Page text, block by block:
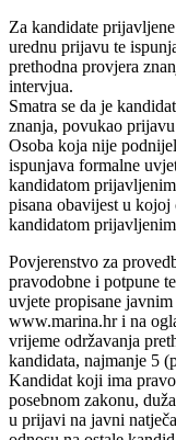
Za kandidate
urednu prijavu te
prethodna provjera
intervjua.
Smatra se da je
znanja, povukao
Osoba koja nije
ispunjava formalne
kandidatom
pisana obavijest u kojoj
kandidatom
Povjerenstvo za
pravodobne i potpune
uvjete propisane
www.marina.hr i na
vrijeme održavanja
kandidata, najmanje 5
Kandidat koji ima
posebnom zakonu,
u prijavi na javni